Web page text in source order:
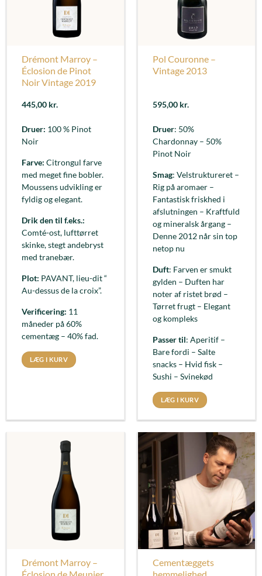
Drémont Marroy –
Éclosion de Pinot
Noir Vintage 2019
445,00 kr.
Druer: 100 % Pinot
Noir
Farve: Citrongul farve
med meget fine bobler.
Moussens udvikling er
fyldig og elegant.
Drik den til f.eks.:
Comté-ost, lufttørret
skinke, stegt andebryst
med tranebær.
Plot: PAVANT, lieu-dit “
Au-dessus de la croix”.
Verificering: 11
måneder på 60%
cementæg – 40% fad.
LÆG I KURV
Pol Couronne –
Vintage 2013
595,00 kr.
Druer: 50%
Chardonnay – 50%
Pinot Noir
Smag: Velstruktureret –
Rig på aromaer –
Fantastisk friskhed i
afslutningen – Kraftfuld
og mineralsk årgang –
Denne 2012 når sin top
netop nu
Duft: Farven er smukt
gylden – Duften har
noter af ristet brød –
Tørret frugt – Elegant
og kompleks
Passer til: Aperitif –
Bare fordi – Salte
snacks – Hvid fisk –
Sushi – Svinekød
LÆG I KURV
Drémont Marroy –
Cementæggets